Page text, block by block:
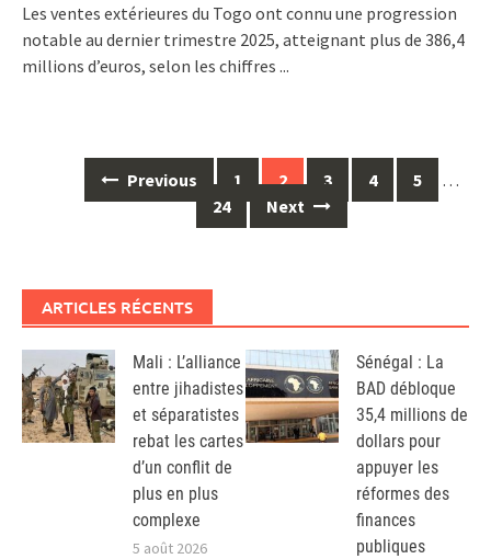
Les ventes extérieures du Togo ont connu une progression
notable au dernier trimestre 2025, atteignant plus de 386,4
millions d’euros, selon les chiffres ...
navigation
Previous 1 2 3 4 5
…
24
Next
ARTICLES RÉCENTS
Mali : L’alliance
entre jihadistes
et séparatistes
rebat les cartes
d’un conflit de
plus en plus
complexe
5 août 2026
Sénégal : La
BAD débloque
35,4 millions de
dollars pour
appuyer les
réformes des
finances
publiques